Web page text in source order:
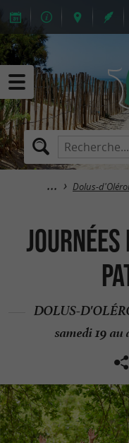
Dolus-
Journées
DOLUS-
samedi 19